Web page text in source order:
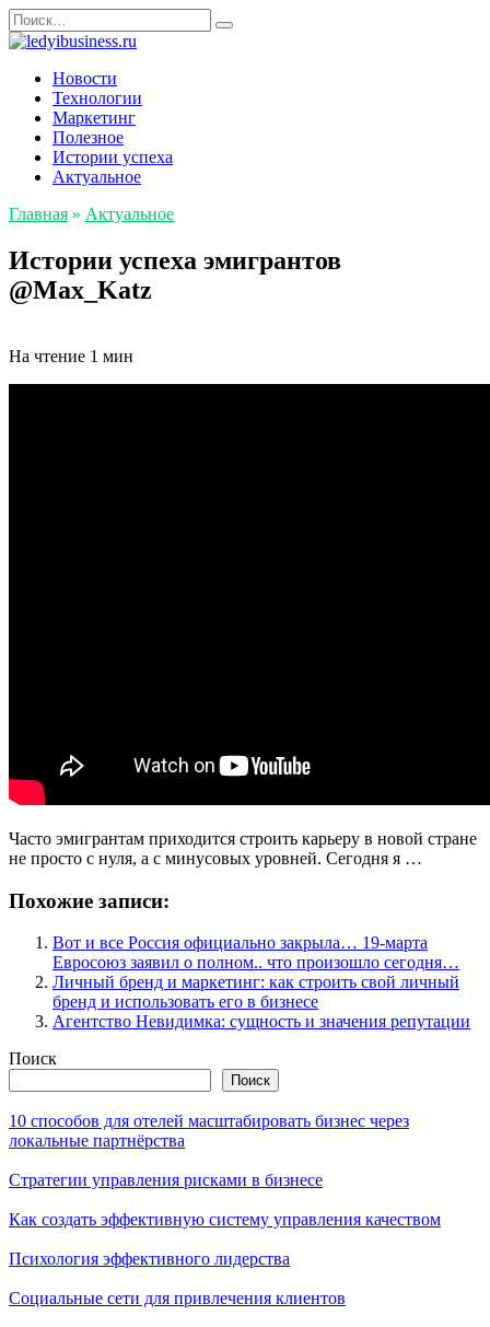
Перейти
к
содержанию
Search
for:
Новости
Технологии
Маркетинг
Полезное
Истории успеха
Актуальное
Главная » Актуальное
Истории успеха эмигрантов
@Max_Katz
На чтение 1 мин
Часто эмигрантам приходится строить карьеру в новой стране
не просто с нуля, а с минусовых уровней. Сегодня я …
Похожие записи:
Вот и все Россия официально закрыла… 19-марта
Евросоюз заявил о полном.. что произошло сегодня…
Личный бренд и маркетинг: как строить свой личный
бренд и использовать его в бизнесе
Агентство Невидимка: сущность и значения репутации
Поиск
Поиск
10 способов для отелей масштабировать бизнес через
локальные партнёрства
Стратегии управления рисками в бизнесе
Как создать эффективную систему управления качеством
Психология эффективного лидерства
Социальные сети для привлечения клиентов